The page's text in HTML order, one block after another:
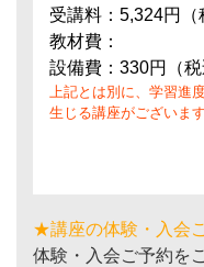
受講料：5,324円（
教材費：
設備費：330円（税
上記とは別に、学習進
生じる講座がございます
★講座の体験・入会
体験・入会ご予約を